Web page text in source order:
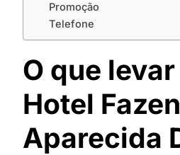
Promoção
Telefone
O que
Hotel
Aparecida